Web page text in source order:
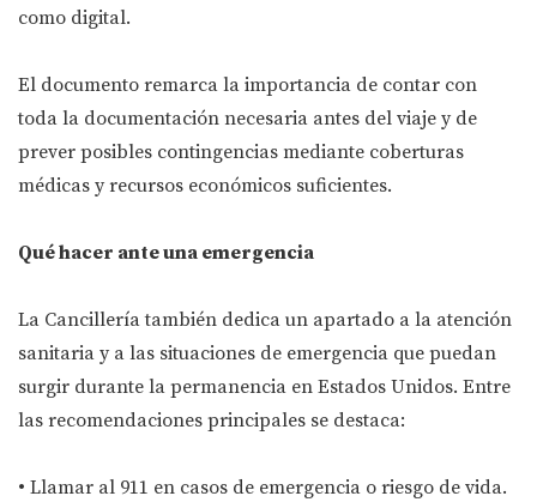
como digital.
El documento remarca la importancia de contar con
toda la documentación necesaria antes del viaje y de
prever posibles contingencias mediante coberturas
médicas y recursos económicos suficientes.
Qué hacer ante una emergencia
La Cancillería también dedica un apartado a la atención
sanitaria y a las situaciones de emergencia que puedan
surgir durante la permanencia en Estados Unidos. Entre
las recomendaciones principales se destaca:
• Llamar al 911 en casos de emergencia o riesgo de vida.